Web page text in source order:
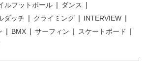
ルフットボール
ダンス
ダッチ クライミング
INTERVIEW
BMX サーフィン
スケートボード